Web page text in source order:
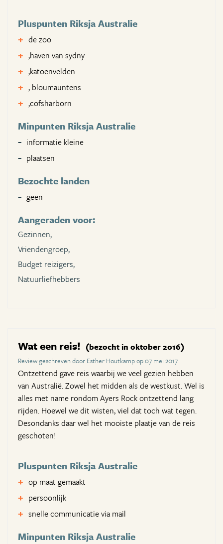
Pluspunten Riksja Australie
de zoo
,haven van sydny
,katoenvelden
, bloumauntens
,cofsharborn
Minpunten Riksja Australie
informatie kleine
plaatsen
Bezochte landen
geen
Aangeraden voor:
Gezinnen,
Vriendengroep,
Budget reizigers,
Natuurliefhebbers
Wat een reis! (bezocht in oktober 2016)
Review geschreven door Esther Houtkamp op 07 mei 2017
Ontzettend gave reis waarbij we veel gezien hebben
van Australië. Zowel het midden als de westkust. Wel is
alles met name rondom Ayers Rock ontzettend lang
rijden. Hoewel we dit wisten, viel dat toch wat tegen.
Desondanks daar wel het mooiste plaatje van de reis
geschoten!
Pluspunten Riksja Australie
op maat gemaakt
persoonlijk
snelle communicatie via mail
Minpunten Riksja Australie